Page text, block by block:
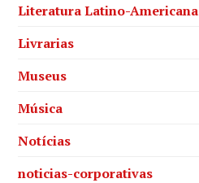
Literatura Latino-Americana
Livrarias
Museus
Música
Notícias
noticias-corporativas